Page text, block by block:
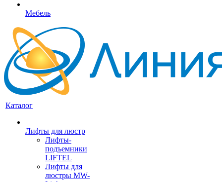
Мебель
Каталог
Лифты для люстр
Лифты-
подъемники
LIFTEL
Лифты для
люстры MW-